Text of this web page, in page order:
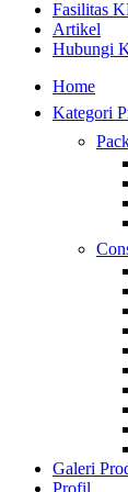
Fasilitas
Artikel
Hubungi
Home
Kategori
Galeri
Profil